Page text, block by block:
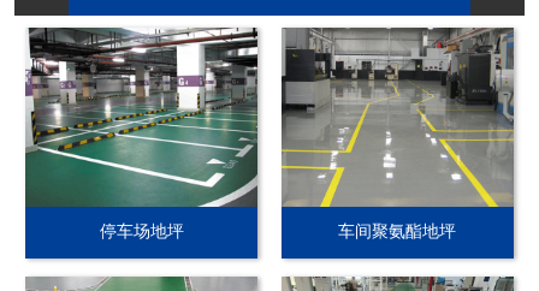
停车场地坪 车间聚氨酯地坪